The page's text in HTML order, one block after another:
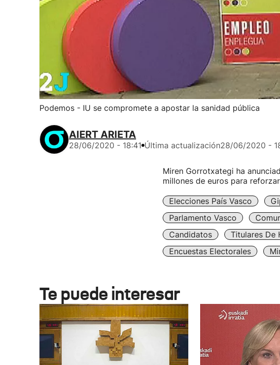
Podemos - IU se compromete a apostar la sanidad pública
AIERT ARIETA
28/06/2020 - 18:41 Última actualización28/06/2020 -
Miren Gorrotxategi ha
millones de euros para
Elecciones País Vasco
Parlamento Vasco
Candidatos
Titulares De
Encuestas Electorales
Te puede interesar